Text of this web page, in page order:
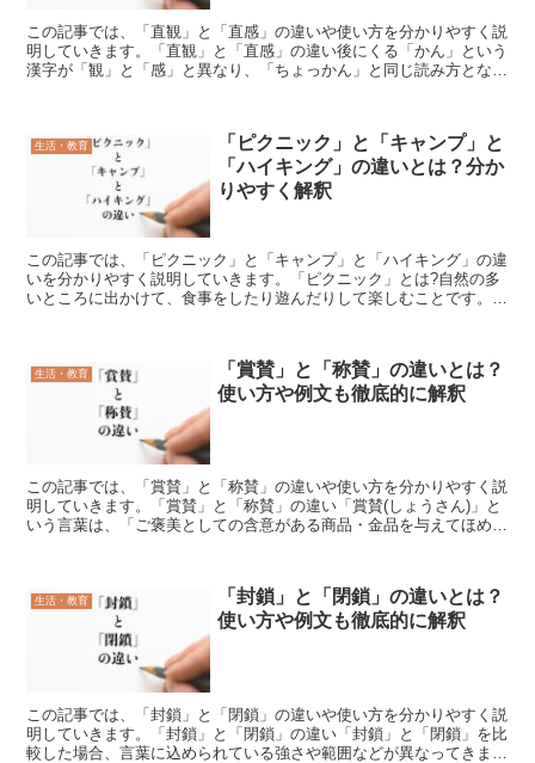
この記事では、「直観」と「直感」の違いや使い方を分かりやすく説
明していきます。「直観」と「直感」の違い後にくる「かん」という
漢字が「観」と「感」と異なり、「ちょっかん」と同じ読み方となる
生活・教育
「ピクニック」と「キャンプ」と
「ハイキング」の違いとは？分か
りやすく解釈
この記事では、「ピクニック」と「キャンプ」と「ハイキング」の違
いを分かりやすく説明していきます。「ピクニック」とは?自然の多
いところに出かけて、食事をしたり遊んだりして楽しむことです。食
生活・教育
「賞賛」と「称賛」の違いとは？
使い方や例文も徹底的に解釈
この記事では、「賞賛」と「称賛」の違いや使い方を分かりやすく説
明していきます。「賞賛」と「称賛」の違い「賞賛(しょうさん)」と
いう言葉は、「ご褒美としての含意がある商品・金品を与えてほめる
生活・教育
「封鎖」と「閉鎖」の違いとは？
使い方や例文も徹底的に解釈
この記事では、「封鎖」と「閉鎖」の違いや使い方を分かりやすく説
明していきます。「封鎖」と「閉鎖」の違い「封鎖」と「閉鎖」を比
較した場合、言葉に込められている強さや範囲などが異なってきま